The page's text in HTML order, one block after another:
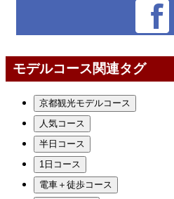
モデルコース関連タグ
京都観光モデルコース
人気コース
半日コース
1日コース
電車＋徒歩コース